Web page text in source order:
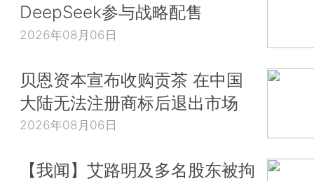
DeepSeek参与战略配售
2026年08月06日
贝恩资本宣布收购贡茶 在中国
大陆无法注册商标后退出市场
2026年08月06日
【我闻】艾路明及多名股东被拘